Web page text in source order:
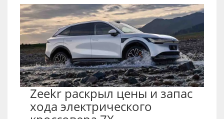
Zeekr раскрыл цены и запас
хода электрического